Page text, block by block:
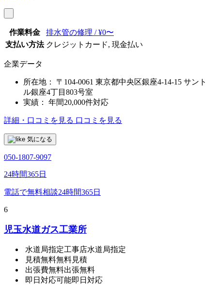
作業料金
排水管の修理 / ¥0〜
支払い方法 クレジットカード, 現金払い
企業データ
所在地：
〒104-0061 東京都中央区銀座4-14-15 サント
ル銀座4丁目803号室
実績：
年間20,000件対応
詳細・口コミを見る 口コミを見る
気になる
050-1807-9097
24時間365日
電話で無料相談24時間365日
6
児玉水道ガス工業所
水道局指定工事店水道局指定
見積無料無料見積
出張費無料出張無料
即日対応可能即日対応